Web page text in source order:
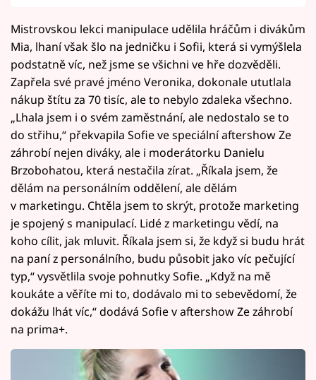
Mistrovskou lekci manipulace udělila hráčům i divákům
Mia, lhaní však šlo na jedničku i Sofii, která si vymýšlela
podstatně víc, než jsme se všichni ve hře dozvěděli.
Zapřela své pravé jméno Veronika, dokonale ututlala
nákup štítu za 70 tisíc, ale to nebylo zdaleka všechno.
„Lhala jsem i o svém zaměstnání, ale nedostalo se to
do střihu,“ překvapila Sofie ve speciální aftershow Ze
záhrobí nejen diváky, ale i moderátorku Danielu
Brzobohatou, která nestačila zírat. „Říkala jsem, že
dělám na personálním oddělení, ale dělám
v marketingu. Chtěla jsem to skrýt, protože marketing
je spojený s manipulací. Lidé z marketingu vědí, na
koho cílit, jak mluvit. Říkala jsem si, že když si budu hrát
na paní z personálního, budu působit jako víc pečující
typ,“ vysvětlila svoje pohnutky Sofie. „Když na mě
koukáte a věříte mi to, dodávalo mi to sebevědomí, že
dokážu lhát víc,“ dodává Sofie v aftershow Ze záhrobí
na prima+.